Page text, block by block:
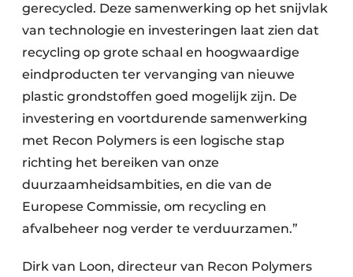
gerecycled. Deze samenwerking op het snijvlak
van technologie en investeringen laat zien dat
recycling op grote schaal en hoogwaardige
eindproducten ter vervanging van nieuwe
plastic grondstoffen goed mogelijk zijn. De
investering en voortdurende samenwerking
met Recon Polymers is een logische stap
richting het bereiken van onze
duurzaamheidsambities, en die van de
Europese Commissie, om recycling en
afvalbeheer nog verder te verduurzamen.”
Dirk van Loon, directeur van Recon Polymers